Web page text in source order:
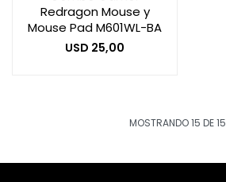
Redragon Mouse y
Mouse Pad M601WL-BA
USD 25,00
MOSTRANDO15 DE15